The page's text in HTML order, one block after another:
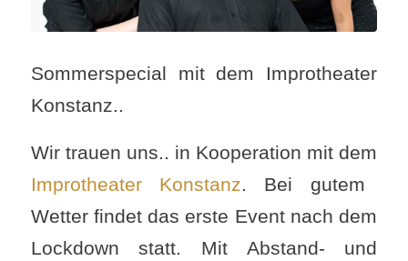
Sommerspecial mit dem Improtheater
Konstanz..
Wir trauen uns.. in Kooperation mit dem
Improtheater Konstanz. Bei gutem
Wetter findet das erste Event nach dem
Lockdown statt. Mit Abstand- und